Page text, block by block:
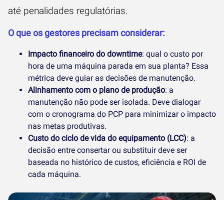
até penalidades regulatórias.
O que os gestores precisam considerar:
Impacto financeiro do downtime: qual o custo por
hora de uma máquina parada em sua planta? Essa
métrica deve guiar as decisões de manutenção.
Alinhamento com o plano de produção: a
manutenção não pode ser isolada. Deve dialogar
com o cronograma do PCP para minimizar o impacto
nas metas produtivas.
Custo do ciclo de vida do equipamento (LCC): a
decisão entre consertar ou substituir deve ser
baseada no histórico de custos, eficiência e ROI de
cada máquina.